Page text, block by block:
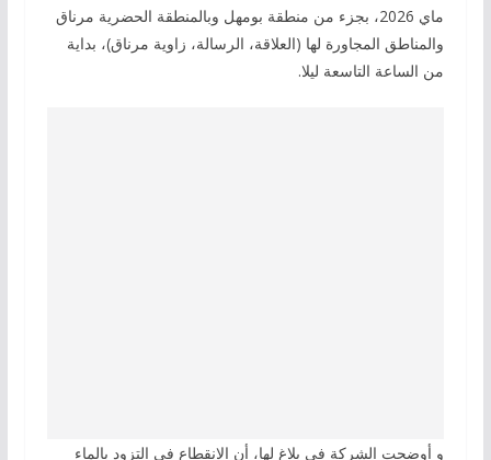
ماي 2026، بجزء من منطقة بومهل وبالمنطقة الحضرية مرناق
والمناطق المجاورة لها (العلاقة، الرسالة، زاوية مرناق)، بداية
من الساعة التاسعة ليلا.
و أوضحت الشركة في بلاغ لها، أن الانقطاع في التزود بالماء